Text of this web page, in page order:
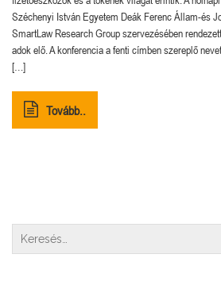
Széchenyi István Egyetem Deák Ferenc Állam-és
SmartLaw Research Group szervezésében
adok elő. A konferencia a fenti címben szereplő
[…]
Tovább..